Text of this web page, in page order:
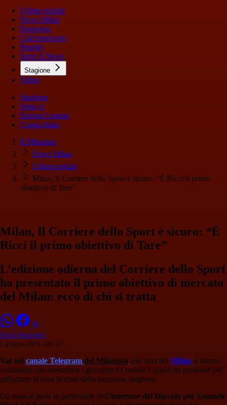
Ultime notizie
News Milan
Rassegna
Calciomercato
Pagelle
Serie A News
Stagione
Video
Stagione
Serie A
Europa League
Coppa Italia
Il Milanista
News Milan
Ultime notizie
Milan, Il Corriere dello Sport è sicuro: “È Ricci il primo
obiettivo di Tare”
Milan, Il Corriere dello Sport è sicuro: “È
Ricci il primo obiettivo di Tare”
L’edizione odierna del Corriere dello Sport
ha presentato il primo obiettivo di mercato
del Milan: ecco di chi si tratta
Giulia Benedetti
1 giugno 2025 - 09:23
Vai nel canale Telegram del Milanista >In casa del Milan si stanno
valutando con attenzione i giocatori da cedere e quelli da prendere per
rafforzare la rosa in vista della prossima stagione.
Da mesi si parla in particolare dell’interesse del Diavolo per Samuele